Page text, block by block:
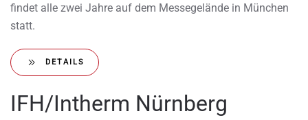
findet alle zwei Jahre auf dem Messegelände in München
statt.
DETAILS
IFH/Intherm Nürnberg